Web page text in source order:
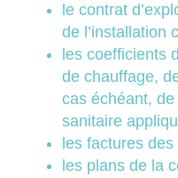
le contrat
de l’installation
les coefficients
de chauffage,
cas échéant, de
sanitaire
les factures
les plans de la